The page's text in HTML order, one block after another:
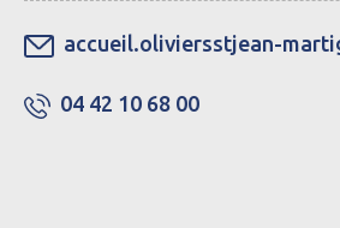
accueil.oliviersstjean-
04 42 10 68 00